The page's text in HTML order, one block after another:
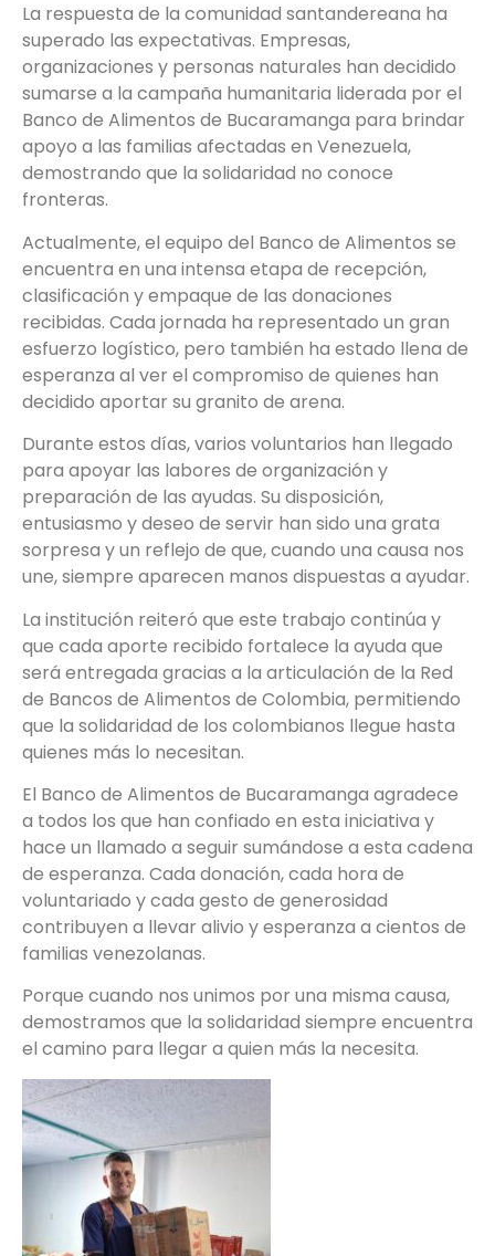
La respuesta de la comunidad santandereana ha
superado las expectativas. Empresas,
organizaciones y personas naturales han decidido
sumarse a la campaña humanitaria liderada por el
Banco de Alimentos de Bucaramanga para brindar
apoyo a las familias afectadas en Venezuela,
demostrando que la solidaridad no conoce
fronteras.
Actualmente, el equipo del Banco de Alimentos se
encuentra en una intensa etapa de recepción,
clasificación y empaque de las donaciones
recibidas. Cada jornada ha representado un gran
esfuerzo logístico, pero también ha estado llena de
esperanza al ver el compromiso de quienes han
decidido aportar su granito de arena.
Durante estos días, varios voluntarios han llegado
para apoyar las labores de organización y
preparación de las ayudas. Su disposición,
entusiasmo y deseo de servir han sido una grata
sorpresa y un reflejo de que, cuando una causa nos
une, siempre aparecen manos dispuestas a ayudar.
La institución reiteró que este trabajo continúa y
que cada aporte recibido fortalece la ayuda que
será entregada gracias a la articulación de la Red
de Bancos de Alimentos de Colombia, permitiendo
que la solidaridad de los colombianos llegue hasta
quienes más lo necesitan.
El Banco de Alimentos de Bucaramanga agradece
a todos los que han confiado en esta iniciativa y
hace un llamado a seguir sumándose a esta cadena
de esperanza. Cada donación, cada hora de
voluntariado y cada gesto de generosidad
contribuyen a llevar alivio y esperanza a cientos de
familias venezolanas.
Porque cuando nos unimos por una misma causa,
demostramos que la solidaridad siempre encuentra
el camino para llegar a quien más la necesita.